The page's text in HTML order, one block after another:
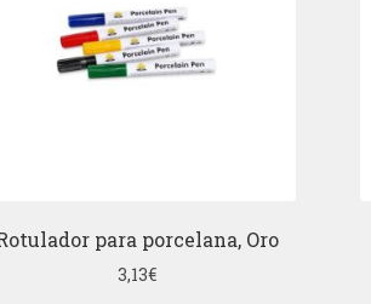
para porcelana, Oro
3,13€